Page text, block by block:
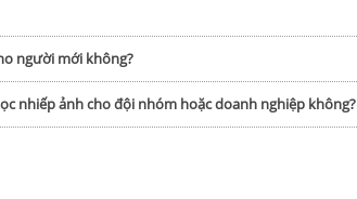
người mới không?
nhiếp ảnh cho đội nhóm hoặc doanh nghiệp không?